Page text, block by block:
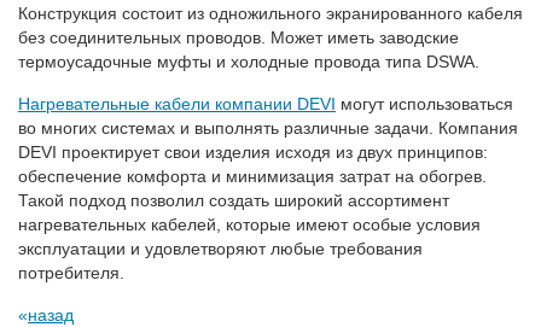
Конструкция состоит из одножильного экранированного кабеля
без соединительных проводов. Может иметь заводские
термоусадочные муфты и холодные провода типа DSWA.
Нагревательные кабели компании DEVI могут использоваться
во многих системах и выполнять различные задачи. Компания
DEVI проектирует свои изделия исходя из двух принципов:
обеспечение комфорта и минимизация затрат на обогрев.
Такой подход позволил создать широкий ассортимент
нагревательных кабелей, которые имеют особые условия
эксплуатации и удовлетворяют любые требования
потребителя.
назад